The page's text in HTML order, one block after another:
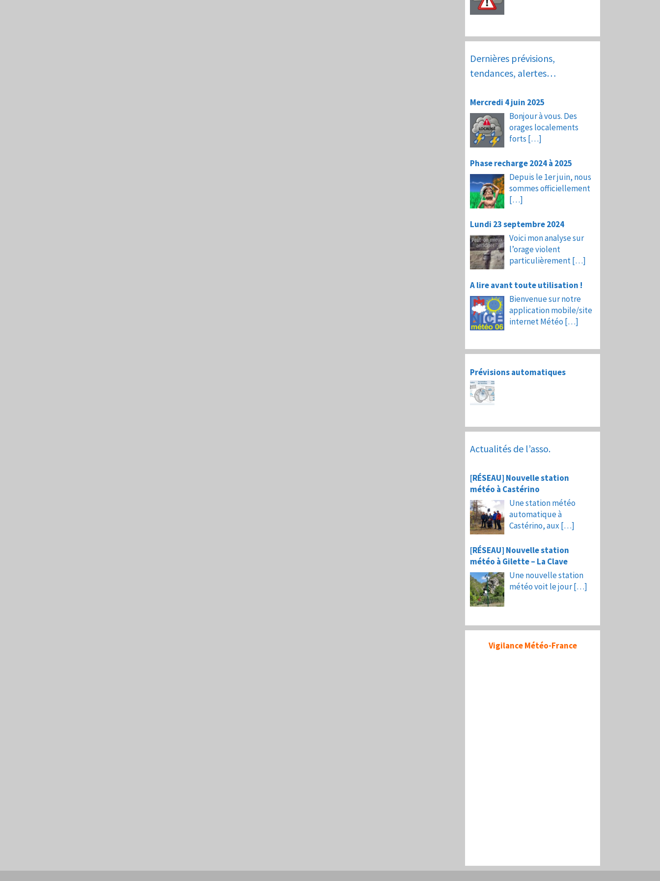
Dernières prévisions,
tendances, alertes…
Mercredi 4 juin 2025
Bonjour à vous. Des
orages localements
forts […]
Phase recharge 2024 à 2025
Depuis le 1er juin, nous
sommes officiellement
[…]
Lundi 23 septembre 2024
Voici mon analyse sur
l’orage violent
particulièrement[…]
A lire avant toute utilisation !
Bienvenue sur notre
application mobile/site
internet Météo […]
Prévisions automatiques
Actualités de l’asso.
[RÉSEAU] Nouvelle station
météo à Castérino
Une station météo
automatique à
Castérino, aux […]
[RÉSEAU] Nouvelle station
météo à Gilette – La Clave
Une nouvelle station
météo voit le jour[…]
Vigilance Météo-France